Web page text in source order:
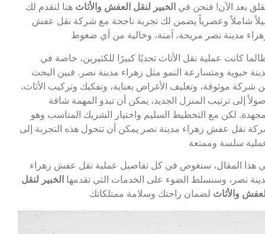
بعد الآن! فنحن في الخبير لنقل العفش والأثاث هنا لنقدم لك
شاملاً وعصرياً يضمن لك تجربة ناجحة مع شركة نقل عفش
كانت عملية نقل الأثاث تحديًا كبيرًا للكثيرين، خاصة في
حيوية ومتسارعة النمو مثل زهراء مدينة نصر. فبين البحث
شركة موثوقة، وتغليف الأغراض بعناية، وتفكيك وتركيب الأثاث،
إلى ترتيب المنزل الجديد، يمكن أن تبدو المهمة شاقة
لكن مع التخطيط السليم واختيار الشريك المناسب وهو
نقل عفش زهراء مدينة نصر يمكن أن تتحول هذه التجربة إلى
هذا المقال، سنغوص في كل تفاصيل عملية نقل عفش زهراء
نصر، وسنسلط الضوء على الخدمات التي تقدمها الخبير لنقل
والأثاث